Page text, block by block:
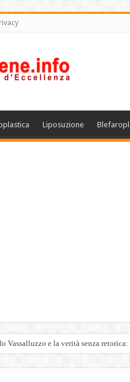
Liposuzione
Vassalluzzo e la verità senza